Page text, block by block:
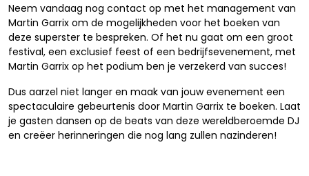
Neem vandaag nog contact op met het management van
Martin Garrix om de mogelijkheden voor het boeken van
deze superster te bespreken. Of het nu gaat om een groot
festival, een exclusief feest of een bedrijfsevenement, met
Martin Garrix op het podium ben je verzekerd van succes!
Dus aarzel niet langer en maak van jouw evenement een
spectaculaire gebeurtenis door Martin Garrix te boeken. Laat
je gasten dansen op de beats van deze wereldberoemde DJ
en creëer herinneringen die nog lang zullen nazinderen!